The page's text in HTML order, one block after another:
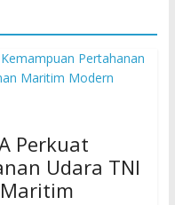
Perkuat
Udara TNI